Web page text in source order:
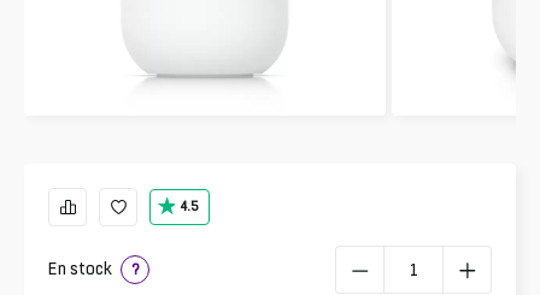
4.5
En stock ?